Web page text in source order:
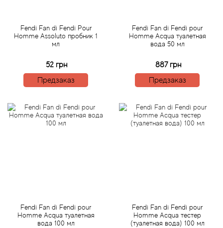
Fendi Fan di Fendi Pour
Homme Assoluto пробник 1
мл
52 грн
Предзаказ
Fendi Fan di Fendi pour
Homme Acqua туалетная
вода 50 мл
887 грн
Предзаказ
Fendi Fan di Fendi pour
Homme Acqua туалетная
вода 100 мл
Fendi Fan di Fendi pour
Homme Acqua тестер
(туалетная вода) 100 мл
American Crew
Amouroud
Andre L'Arom
Annayake